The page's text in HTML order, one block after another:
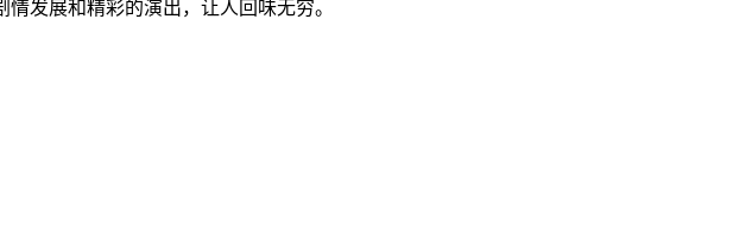
发展和精彩的演出，让人回味无穷。